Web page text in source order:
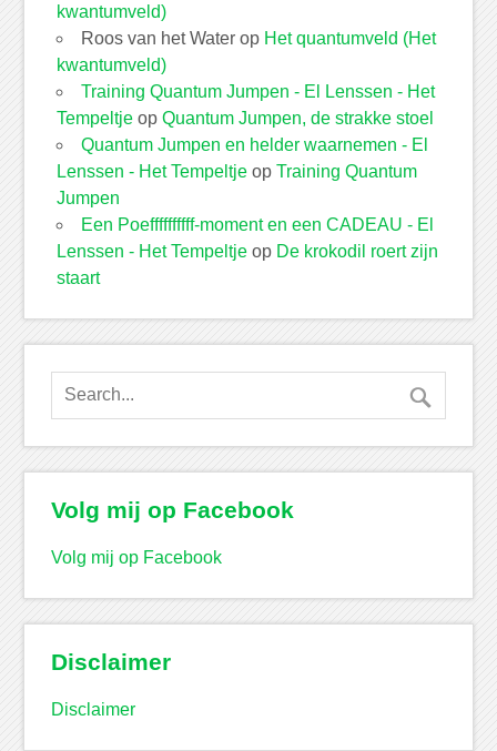
kwantumveld)
Roos van het Waterop Het quantumveld (Het
kwantumveld)
Training Quantum Jumpen - El Lenssen - Het
Tempeltjeop Quantum Jumpen, de strakke stoel
Quantum Jumpen en helder waarnemen - El
Lenssen - Het Tempeltjeop Training Quantum
Jumpen
Een Poeffffffffff-moment en een CADEAU - El
Lenssen - Het Tempeltjeop De krokodil roert zijn
staart
Volg mij op Facebook
Volg mij op Facebook
Disclaimer
Disclaimer